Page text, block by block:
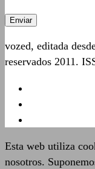
vozed, editada
reservados 2011.
Esta web utiliza
nosotros.